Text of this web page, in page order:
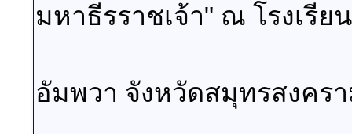
มหาธีรราชเจ้า" ณ โรงเรี
อัมพวา จังหวัดสมุทรสงคร